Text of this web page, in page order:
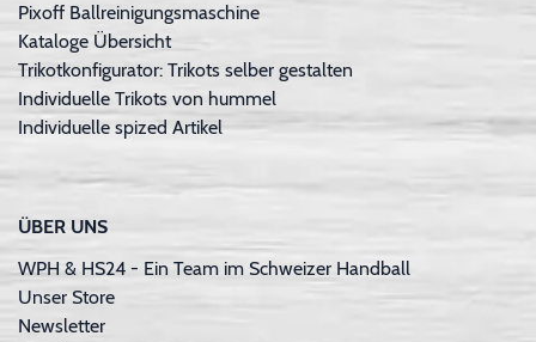
Pixoff Ballreinigungsmaschine
Kataloge Übersicht
Trikotkonfigurator: Trikots selber gestalten
Individuelle Trikots von hummel
Individuelle spized Artikel
ÜBER UNS
WPH & HS24 - Ein Team im Schweizer Handball
Unser Store
Newsletter